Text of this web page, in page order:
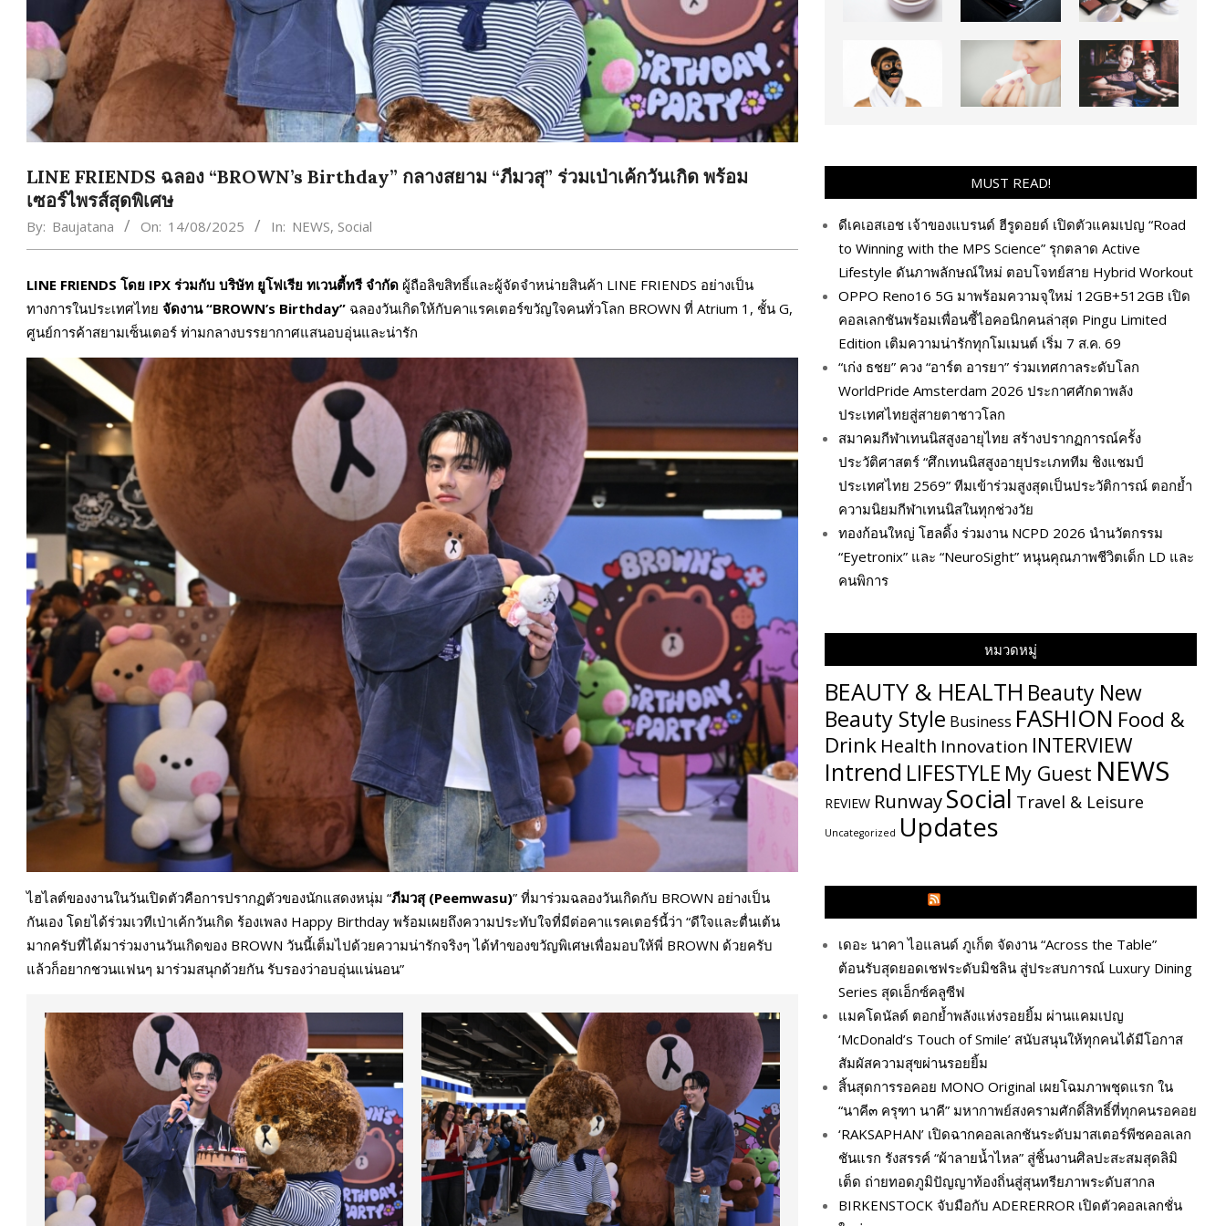
LINE FRIENDS ฉลอง “BROWN’s Birthday” กลางสยาม “ภีมวสุ” ร่วมเป่าเค้กวันเกิด พร้อม
เซอร์ไพรส์สุดพิเศษ
By: Baujatana On: 14/08/2025 In: NEWS, Social
LINE FRIENDS โดย IPX ร่วมกับ บริษัท ยูโฟเรีย ทเวนตี้ทรี จำกัด ผู้ถือลิขสิทธิ์และผู้จัดจำหน่ายสินค้า LINE FRIENDS อย่างเป็น
ทางการในประเทศไทย จัดงาน “BROWN’s Birthday” ฉลองวันเกิดให้กับคาแรคเตอร์ขวัญใจคนทั่วโลก BROWN ที่ Atrium 1, ชั้น G,
ศูนย์การค้าสยามเซ็นเตอร์ ท่ามกลางบรรยากาศแสนอบอุ่นและน่ารัก
ไฮไลต์ของงานในวันเปิดตัวคือการปรากฏตัวของนักแสดงหนุ่ม “ภีมวสุ (Peemwasu)” ที่มาร่วมฉลองวันเกิดกับ BROWN อย่างเป็น
กันเอง โดยได้ร่วมเวทีเป่าเค้กวันเกิด ร้องเพลง Happy Birthday พร้อมเผยถึงความประทับใจที่มีต่อคาแรคเตอร์นี้ว่า “ดีใจและตื่นเต้น
มากครับที่ได้มาร่วมงานวันเกิดของ BROWN วันนี้เต็มไปด้วยความน่ารักจริงๆ ได้ทำของขวัญพิเศษเพื่อมอบให้พี่ BROWN ด้วยครับ
แล้วก็อยากชวนแฟนๆ มาร่วมสนุกด้วยกัน รับรองว่าอบอุ่นแน่นอน”
MUST READ!
ดีเคเอสเอช เจ้าของแบรนด์ ฮีรูดอยด์ เปิดตัวแคมเปญ “Road
to Winning with the MPS Science” รุกตลาด Active
Lifestyle ดันภาพลักษณ์ใหม่ ตอบโจทย์สาย Hybrid Workout
OPPO Reno16 5G มาพร้อมความจุใหม่ 12GB+512GB เปิด
คอลเลกชันพร้อมเพื่อนซี้ไอคอนิกคนล่าสุด Pingu Limited
Edition เติมความน่ารักทุกโมเมนต์ เริ่ม 7 ส.ค. 69
“เก่ง ธชย” ควง “อาร์ต อารยา” ร่วมเทศกาลระดับโลก
WorldPride Amsterdam 2026 ประกาศศักดาพลัง
ประเทศไทยสู่สายตาชาวโลก
สมาคมกีฬาเทนนิสสูงอายุไทย สร้างปรากฏการณ์ครั้ง
ประวัติศาสตร์ “ศึกเทนนิสสูงอายุประเภททีม ชิงแชมป์
ประเทศไทย 2569” ทีมเข้าร่วมสูงสุดเป็นประวัติการณ์ ตอกย้ำ
ความนิยมกีฬาเทนนิสในทุกช่วงวัย
ทองก้อนใหญ่ โฮลดิ้ง ร่วมงาน NCPD 2026 นำนวัตกรรม
“Eyetronix” และ “NeuroSight” หนุนคุณภาพชีวิตเด็ก LD และ
คนพิการ
หมวดหมู่
BEAUTY & HEALTH Beauty New
Beauty Style Business FASHION Food &
Drink Health Innovation INTERVIEW
Intrend LIFESTYLE My​ Guest NEWS
REVIEW RunwaySocial Travel & Leisure
Uncategorized Updates
เดอะ นาคา ไอแลนด์ ภูเก็ต จัดงาน “Across the Table”
ต้อนรับสุดยอดเชฟระดับมิชลิน สู่ประสบการณ์ Luxury Dining
Series สุดเอ็กซ์คลูซีฟ
แมคโดนัลด์ ตอกย้ำพลังแห่งรอยยิ้ม ผ่านแคมเปญ
‘McDonald’s Touch of Smile’ สนับสนุนให้ทุกคนได้มีโอกาส
สัมผัสความสุขผ่านรอยยิ้ม
สิ้นสุดการรอคอย MONO Original เผยโฉมภาพชุดแรก ใน
“นาคี๓ ครุฑา นาคี” มหากาพย์สงครามศักดิ์สิทธิ์ที่ทุกคนรอคอย
‘RAKSAPHAN’ เปิดฉากคอลเลกชันระดับมาสเตอร์พีซคอลเลก
ชันแรก รังสรรค์ “ผ้าลายน้ำไหล” สู่ชิ้นงานศิลปะสะสมสุดลิมิ
เต็ด ถ่ายทอดภูมิปัญญาท้องถิ่นสู่สุนทรียภาพระดับสากล
BIRKENSTOCK จับมือกับ ADERERROR เปิดตัวคอลเลกชั่น